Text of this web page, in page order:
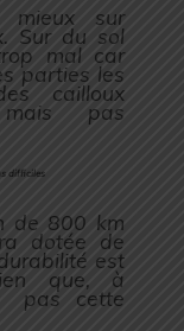
mieux sur
Sur du sol
mal car
parties les
cailloux
pas
difficiles
de 800 km
dotée de
est
que, à
pas cette